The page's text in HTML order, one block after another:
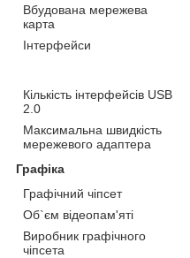
Вбудована мережева
карта
Інтерфейси
Кількість інтерфейсів USB
2.0
Максимальна швидкість
мережевого адаптера
Графіка
Графічний чіпсет
Об`єм відеопам'яті
Виробник графічного
чіпсета